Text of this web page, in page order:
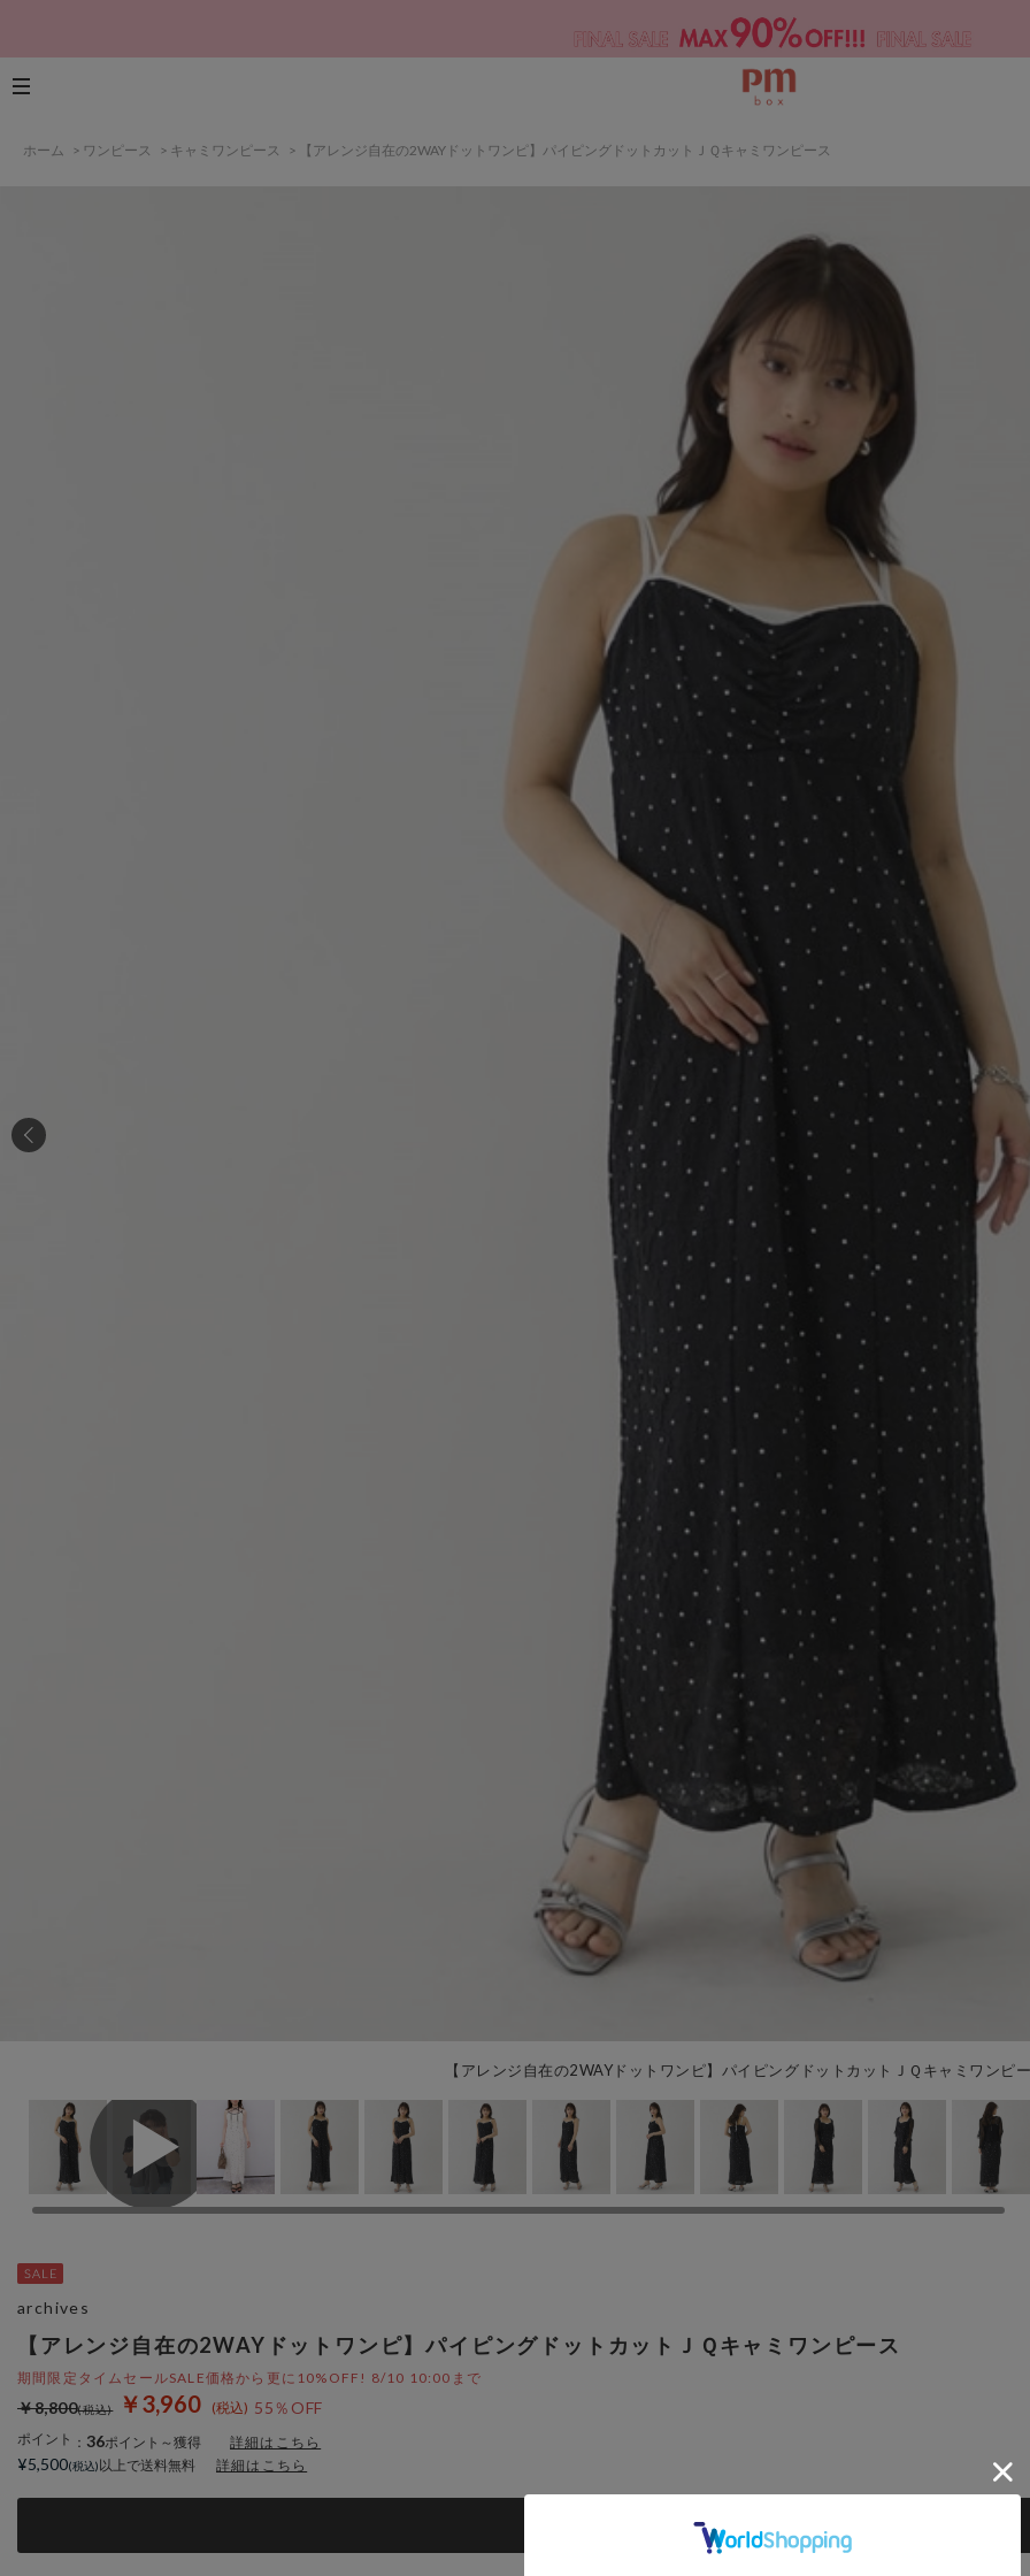
ホーム > ワンピース > キャミワンピース > 【アレンジ自在の2WAYドットワンピ】パイピングドットカットＪＱキャミワンピース
【アレンジ自在の2WAYドットワンピ】パイピングドットカットＪＱキャミワンピ
【アレンジ自在の2WAYドットワンピ】パイピングドットカットＪＱキャミワンピース
期間限定タイムセールSALE価格から更に10%OFF! 8/10 10:00まで
￥3,960 55％OFF
￥8,800
ポイント ： 36ポイント～獲得 詳細はこちら
カートに入れる
archives
¥5,500 以上で送料無料 詳細はこちら